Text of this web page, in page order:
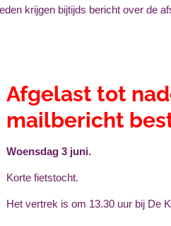
krijgen bijtijds bericht over de
Afgelast tot
mailbericht
Woensdag 3 juni.
Korte fietstocht.
Het vertrek is om 13.30 uur bij De